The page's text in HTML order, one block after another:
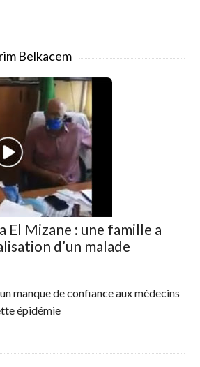
Belkacem
El Mizane : une famille a
d’un malade
manque de confiance aux médecins
épidémie